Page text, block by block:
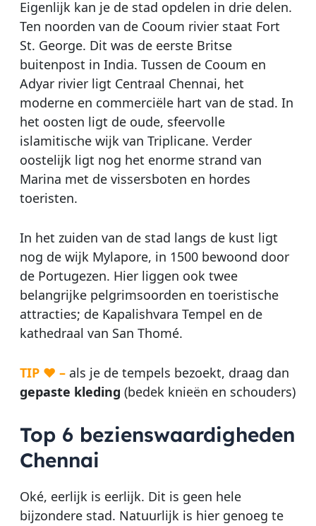
Eigenlijk kan je de stad opdelen in drie delen.
Ten noorden van de Cooum rivier staat Fort
St. George. Dit was de eerste Britse
buitenpost in India. Tussen de Cooum en
Adyar rivier ligt Centraal Chennai, het
moderne en commerciële hart van de stad. In
het oosten ligt de oude, sfeervolle
islamitische wijk van Triplicane. Verder
oostelijk ligt nog het enorme strand van
Marina met de vissersboten en hordes
toeristen.
In het zuiden van de stad langs de kust ligt
nog de wijk Mylapore, in 1500 bewoond door
de Portugezen. Hier liggen ook twee
belangrijke pelgrimsoorden en toeristische
attracties; de Kapalishvara Tempel en de
kathedraal van San Thomé.
TIP ♥ – als je de tempels bezoekt, draag dan
gepaste kleding (bedek knieën en schouders)
Top 6 bezienswaardigheden
Chennai
Oké, eerlijk is eerlijk. Dit is geen hele
bijzondere stad. Natuurlijk is hier genoeg te